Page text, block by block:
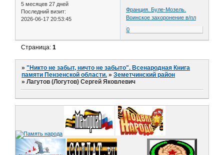
5 месяцев 27 дней
Последний визит:
2026-06-17 20:53:45
Франция. Буле-Мозель.
Воинское захоронение в/пл
0
Страница:1
»"Никто не забыт, ничто не забыто". Всенародная Книга
памяти Пензенской области. »Земетчинский район
»Лагутов (Логутов) Сергей Яковлевич